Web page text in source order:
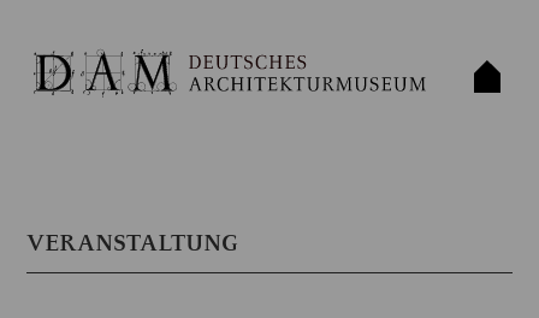
VERANSTALTUNG